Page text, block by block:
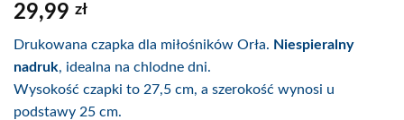
29,99 zł
Drukowana czapka dla miłośników Orła. Niespieralny
nadruk, idealna na chlodne dni.
Wysokość czapki to 27,5 cm, a szerokość wynosi u
podstawy 25 cm.